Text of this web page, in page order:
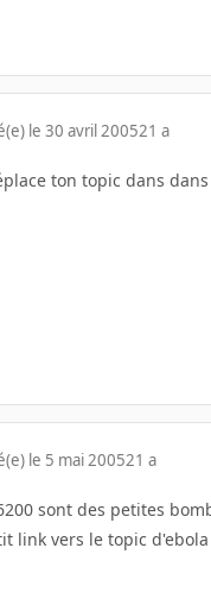
le 30 avril 200521 a
ton topic dans
le 5 mai 200521 a
sont des petites
link vers le topic